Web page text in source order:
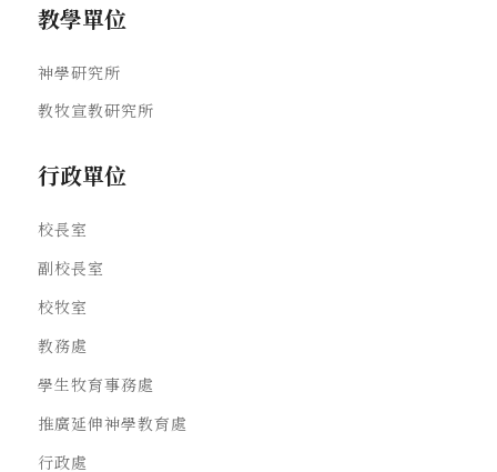
教學單位
神學研究所
教牧宣教研究所
行政單位
校長室
副校長室
校牧室
教務處
學生牧育事務處
推廣延伸神學教育處
行政處